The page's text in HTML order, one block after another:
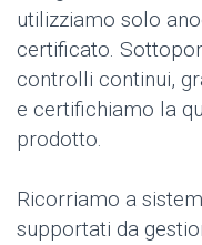
utilizziamo solo
certificato.
controlli continui,
e certifichiamo la
prodotto.
Ricorriamo a
supportati da